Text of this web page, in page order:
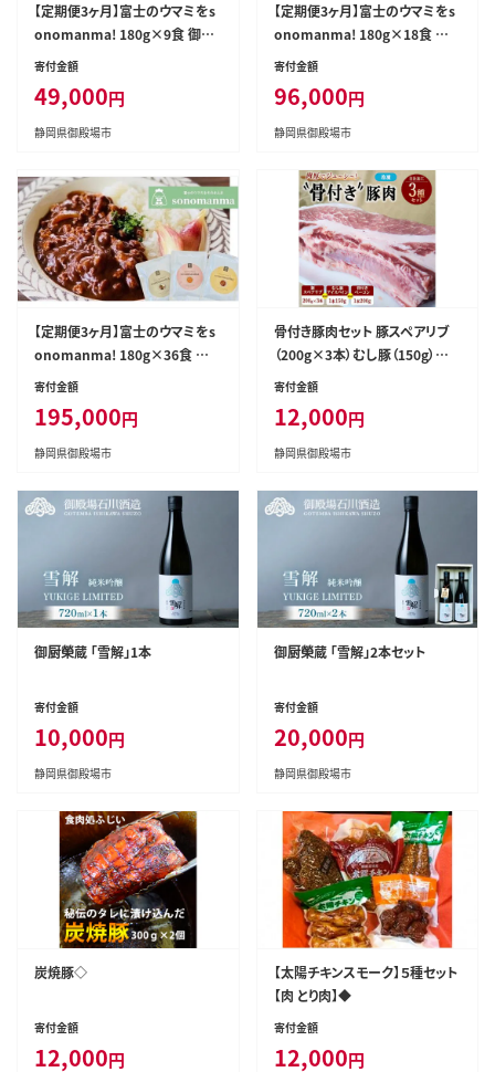
【定期便3ヶ月】富士のウマミをs
onomanma! 180g×9食 御殿
場 ゴテンバポーク スープカレー
常温 非常食 保存食ローリングス
トック
寄付金額
49,000円
静岡県御殿場市
【定期便3ヶ月】富士のウマミをs
onomanma! 180g×18食 御
殿場 ゴテンバポーク スープカレ
常温 非常食 保存食ローリングス
トック
寄付金額
96,000円
静岡県御殿場市
【定期便3ヶ月】富士のウマミをs
onomanma! 180g×36食 御
殿場 ゴテンバポーク スープカレ
常温 非常食 保存食ローリングス
トック
寄付金額
195,000円
静岡県御殿場市
骨付き豚肉セット 豚スペアリブ
（200g×3本）むし豚（150g）骨
付きベーコン（200g） ｜ 骨付豚
柔らかい おつまみ グルメ 惣菜
寄付金額
12,000円
静岡県御殿場市
御厨榮蔵 「雪解」1本
寄付金額
10,000円
静岡県御殿場市
御厨榮蔵 「雪解」2本セット
寄付金額
20,000円
静岡県御殿場市
炭焼豚◇
寄付金額
12,000円
【太陽チキンスモーク】５種セット
【肉 とり肉】◆
寄付金額
12,000円